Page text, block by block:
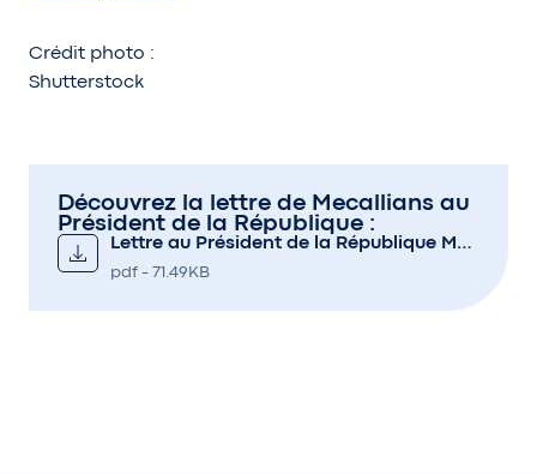
Crédit photo :
Shutterstock
Découvrez la lettre de Mecallians au
Président de la République :
Lettre au Président de la République Mecallians
pdf - 71.49KB